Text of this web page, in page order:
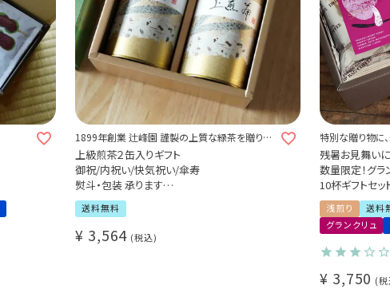
1899年創業 辻峰園 謹製の上質な緑茶を贈り物
に
上級煎茶２缶入りギフト
御祝/内祝い/快気祝い/傘寿
熨斗・包装 承ります
宇治茶 お茶 緑茶
送料無料
¥ 3,564 税込
特別な贈り物に
ヒーギフト
残暑お見舞いに
数量限定！グラ
10杯ギフトセッ
Cup of
ホンジュラス
浅煎り 送料
グランクリュ
¥ 3,750